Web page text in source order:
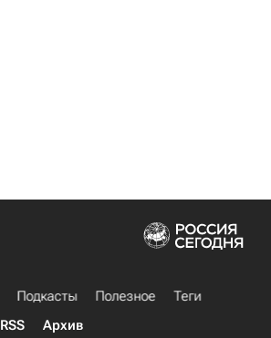
Подкасты Полезное
Теги
RSS Архив